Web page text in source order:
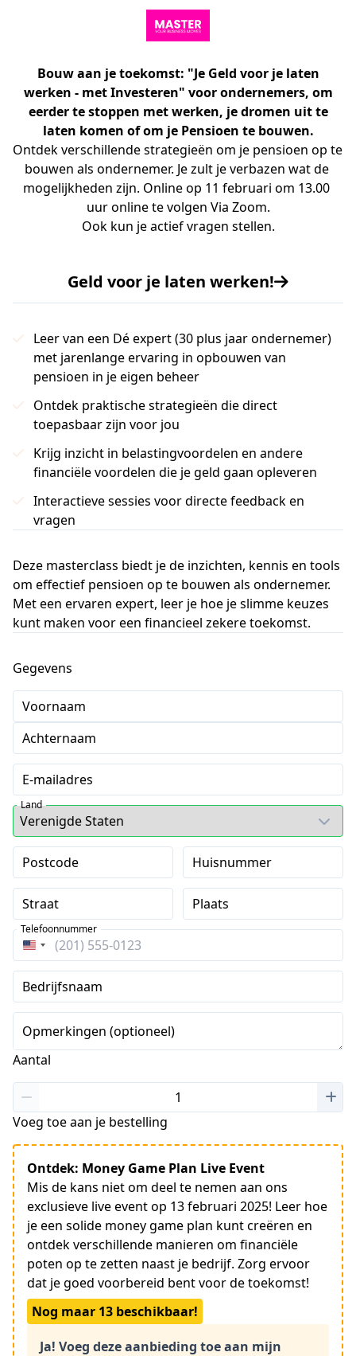
Bouw aan je toekomst: "Je Geld voor je laten
werken - met Investeren" voor ondernemers, om
eerder te stoppen met werken, je dromen uit te
laten komen of om je Pensioen te bouwen.
Ontdek verschillende strategieën om je pensioen op te
bouwen als ondernemer. Je zult je verbazen wat de
mogelijkheden zijn. Online op 11 februari om 13.00
uur online te volgen Via Zoom.
Ook kun je actief vragen stellen.
Geld voor je laten werken!
Leer van een Dé expert (30 plus jaar ondernemer)
met jarenlange ervaring in opbouwen van
pensioen in je eigen beheer
Ontdek praktische strategieën die direct
toepasbaar zijn voor jou
Krijg inzicht in belastingvoordelen en andere
financiële voordelen die je geld gaan opleveren
Interactieve sessies voor directe feedback en
vragen
Deze masterclass biedt je de inzichten, kennis en tools
om effectief pensioen op te bouwen als ondernemer.
Met een ervaren expert, leer je hoe je slimme keuzes
kunt maken voor een financieel zekere toekomst.
Gegevens
Voornaam
Achternaam
E-mailadres
Land
Postcode Huisnummer
Straat Plaats
Verenigde
Staten
+1
Telefoonnummer
Bedrijfsnaam
Opmerkingen (optioneel)
Aantal
Voeg toe aan je bestelling
Ontdek: Money Game Plan Live Event
Mis de kans niet om deel te nemen aan ons
exclusieve live event op 13 februari 2025! Leer hoe
je een solide money game plan kunt creëren en
ontdek verschillende manieren om financiële
poten op te zetten naast je bedrijf. Zorg ervoor
dat je goed voorbereid bent voor de toekomst!
Nog maar 13 beschikbaar!
Ja! Voeg deze aanbieding toe aan mijn